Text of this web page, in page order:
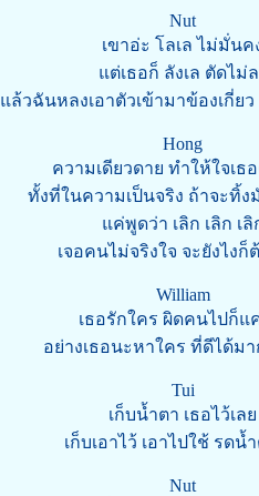
Nut
เขาอ่ะ โลเล ไม่มั่นค
แต่เธอก็ ลังเล ตัดไม่
แล้วฉันหลงเอาตัวเข้ามาข้องเกี่ยว
Hong
ความเดียวดาย ทำให้ใจเธ
ทั้งที่ในความเป็นจริง ถ้าจะทิ้ง
แค่พูดว่า เลิก เลิก เลิ
เจอคนไม่จริงใจ จะยังไงก็
William
เธอรักใคร ผิดคนไปก็แ
อย่างเธอนะหาใคร ที่ดีได้ม
Tui
เก็บน้ำตา เธอไว้เลย
เก็บเอาไว้ เอาไปใช้ รดน้
Nut